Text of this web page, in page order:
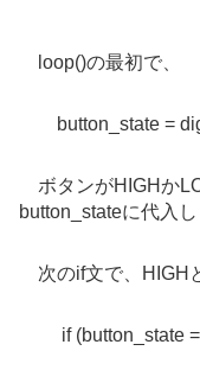
loop()の最初で、
button_state =
ボタンがHIGHか
button_stateに代入し
次のif文で、HIGH
if (button_state